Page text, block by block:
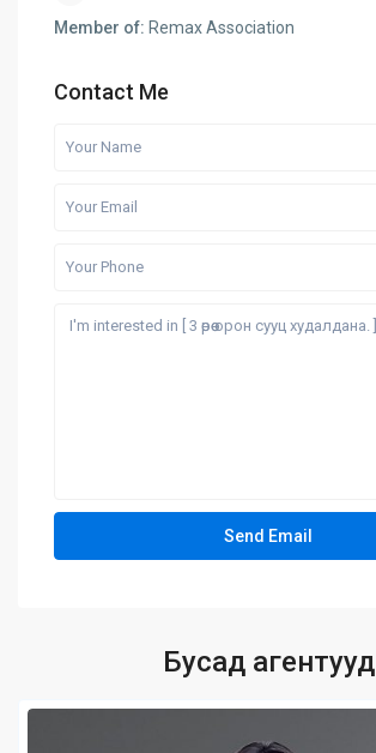
Member of: Remax Association
Contact Me
Бусад агентууд